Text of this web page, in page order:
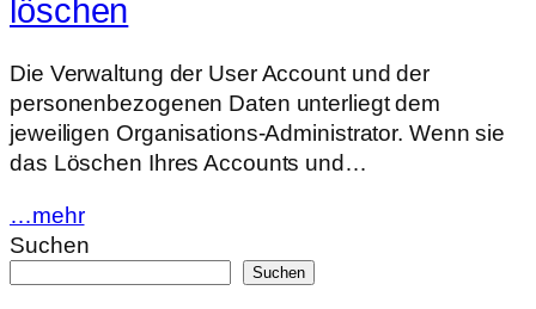
löschen
Die Verwaltung der User Account und der
personenbezogenen Daten unterliegt dem
jeweiligen Organisations-Administrator. Wenn sie
das Löschen Ihres Accounts und…
…mehr
Suchen
Suchen